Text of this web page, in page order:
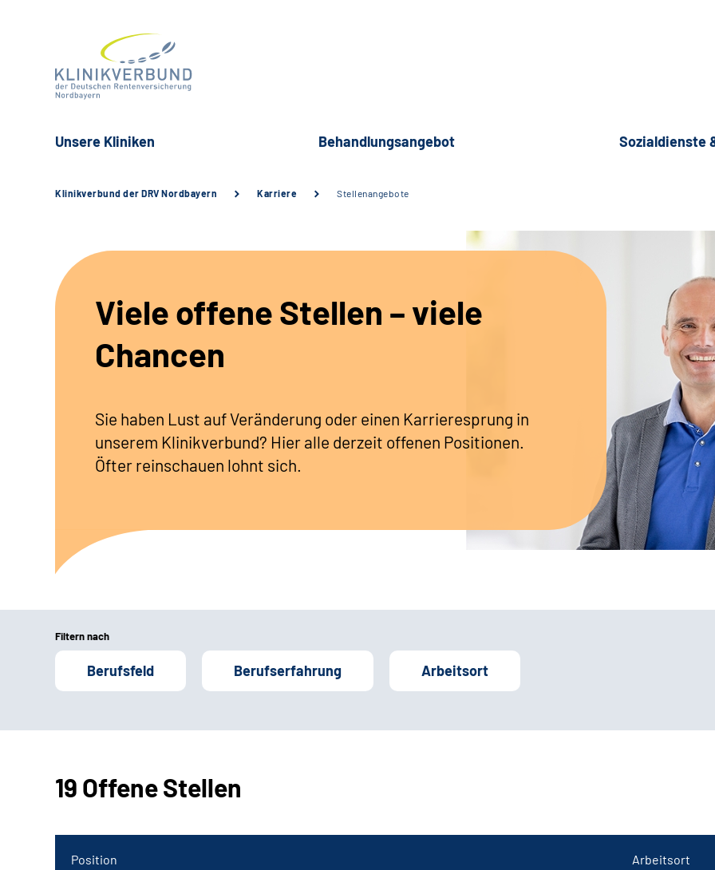
Unsere Kliniken Behandlungsangebot Sozialdienste
Klinikverbund der DRV Nordbayern Karriere Stellenangebote
Viele offene Stellen – viele
Chancen
Sie haben Lust auf Veränderung oder einen Karrieresprung in
unserem Klinikverbund? Hier alle derzeit offenen Positionen.
Öfter reinschauen lohnt sich.
Filtern nach
Berufsfeld Berufserfahrung Arbeitsort
19 Offene Stellen
Position Arbeitsort